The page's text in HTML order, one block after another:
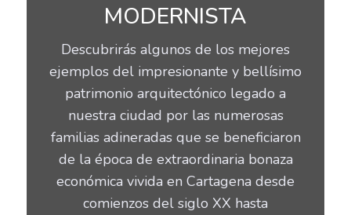
MODERNISTA
Descubrirás algunos de los mejores
ejemplos del impresionante y bellísimo
patrimonio arquitectónico legado a
nuestra ciudad por las numerosas
familias adineradas que se beneficiaron
de la época de extraordinaria bonaza
económica vivida en Cartagena desde
comienzos del siglo XX hasta